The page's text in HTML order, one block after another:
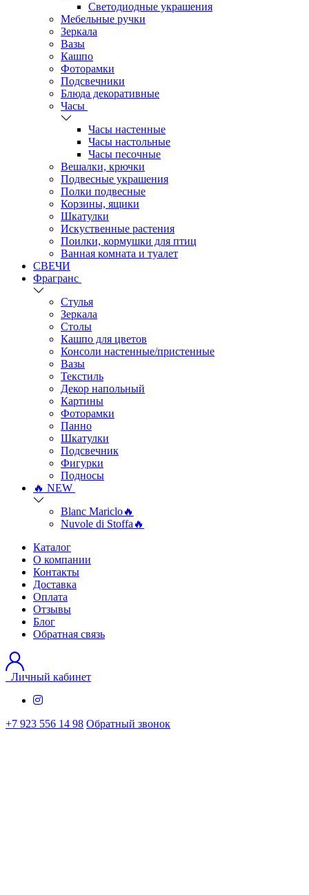
Светодиодные украшения
Мебельные ручки
Зеркала
Вазы
Кашпо
Фоторамки
Подсвечники
Блюда декоративные
Часы
Часы настенные
Часы настольные
Часы песочные
Вешалки, крючки
Подвесные украшения
Полки подвесные
Корзины, ящики
Шкатулки
Искуственные растения
Поилки, кормушки для птиц
Ванная комната и туалет
СВЕЧИ
Фрагранс
Стулья
Зеркала
Столы
Кашпо для цветов
Консоли настенные/пристенные
Вазы
Текстиль
Декор напольный
Картины
Фоторамки
Панно
Шкатулки
Подсвечник
Фигурки
Подносы
🔥 NEW
Blanc Mariclo🔥
Nuvole di Stoffa🔥
Каталог
О компании
Контакты
Доставка
Оплата
Отзывы
Блог
Обратная связь
Личный кабинет
+7 923 556 14 98 Обратный звонок